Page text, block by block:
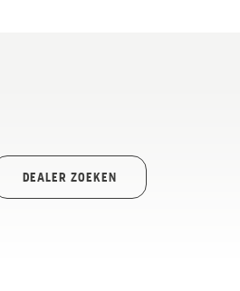
DEALER ZOEKEN